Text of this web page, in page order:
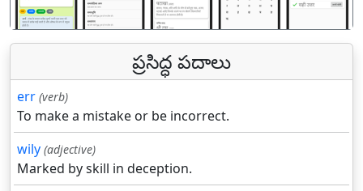
ప్రసిద్ధ పదాలు
err (verb)
To make a mistake or be incorrect.
wily (adjective)
Marked by skill in deception.